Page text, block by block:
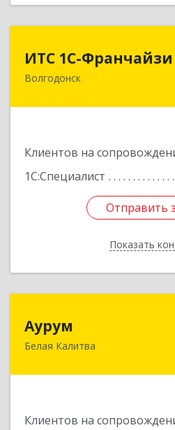
ИТС 1С-Франчайзи
Волгодонск
Клиентов на
1С:Специалист
Отправить
Показать
ИТС
347380, Ростовская обл,
Отправить
Назад
Аурум
Белая Калитва
Клиентов на
347044, Ростовская обл,